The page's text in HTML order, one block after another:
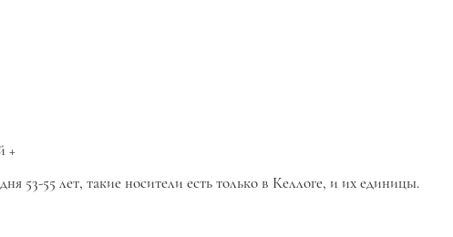
+
53-55 лет, такие носители есть только в Келлоге, и их единицы.